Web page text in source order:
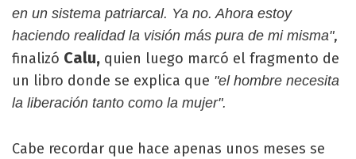
en un sistema patriarcal. Ya no. Ahora estoy
haciendo realidad la visión más pura de mi misma",
finalizó Calu, quien luego marcó el fragmento de
un libro donde se explica que "el hombre necesita
la liberación tanto como la mujer".
Cabe recordar que hace apenas unos meses se